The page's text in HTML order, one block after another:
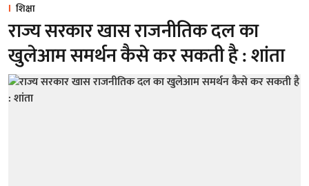
शिक्षा
राज्य सरकार खास राजनीतिक दल का
खुलेआम समर्थन कैसे कर सकती है : शांता